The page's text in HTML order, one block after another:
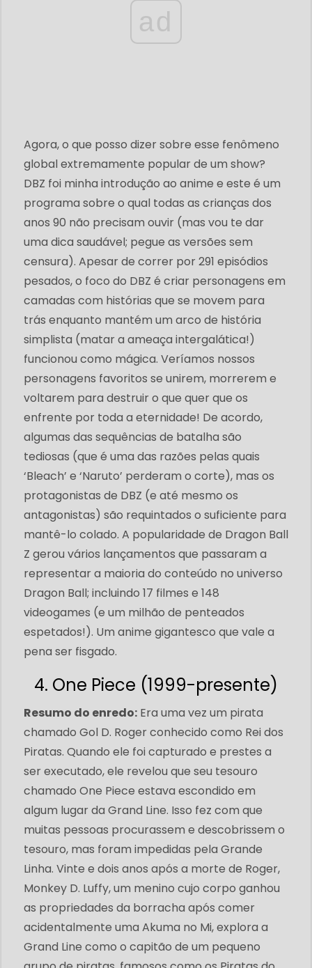
ad
Agora, o que posso dizer sobre esse fenômeno
global extremamente popular de um show?
DBZ foi minha introdução ao anime e este é um
programa sobre o qual todas as crianças dos
anos 90 não precisam ouvir (mas vou te dar
uma dica saudável; pegue as versões sem
censura). Apesar de correr por 291 episódios
pesados, o foco do DBZ é criar personagens em
camadas com histórias que se movem para
trás enquanto mantém um arco de história
simplista (matar a ameaça intergalática!)
funcionou como mágica. Veríamos nossos
personagens favoritos se unirem, morrerem e
voltarem para destruir o que quer que os
enfrente por toda a eternidade! De acordo,
algumas das sequências de batalha são
tediosas (que é uma das razões pelas quais
‘Bleach’ e ‘Naruto’ perderam o corte), mas os
protagonistas de DBZ (e até mesmo os
antagonistas) são requintados o suficiente para
mantê-lo colado. A popularidade de Dragon Ball
Z gerou vários lançamentos que passaram a
representar a maioria do conteúdo no universo
Dragon Ball; incluindo 17 filmes e 148
videogames (e um milhão de penteados
espetados!). Um anime gigantesco que vale a
pena ser fisgado.
4. One Piece (1999-presente)
Resumo do enredo: Era uma vez um pirata
chamado Gol D. Roger conhecido como Rei dos
Piratas. Quando ele foi capturado e prestes a
ser executado, ele revelou que seu tesouro
chamado One Piece estava escondido em
algum lugar da Grand Line. Isso fez com que
muitas pessoas procurassem e descobrissem o
tesouro, mas foram impedidas pela Grande
Linha. Vinte e dois anos após a morte de Roger,
Monkey D. Luffy, um menino cujo corpo ganhou
as propriedades da borracha após comer
acidentalmente uma Akuma no Mi, explora a
Grand Line como o capitão de um pequeno